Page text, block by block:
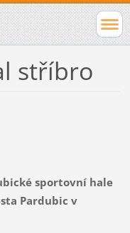
stříbro
sportovní hale
Pardubic v